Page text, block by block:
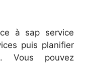
à sap service
puis planifier
Vous pouvez